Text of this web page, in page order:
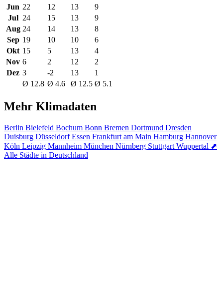
Jun 22 12 13
9
Jul 24 15 13
9
Aug 24 14 13
8
Sep 19 10 10
6
Okt 15 5 13
4
Nov 6 2 12
2
Dez 3 -2 13
1
Ø 12.8 Ø 4.6 Ø 12.5 Ø 5.1
Mehr Klimadaten
Berlin Bielefeld Bochum Bonn Bremen Dortmund Dresden
Duisburg DüsseldorfEssen Frankfurt am Main Hamburg Hannover
Köln Leipzig Mannheim München Nürnberg Stuttgart Wuppertal ⬈
Alle Städte in Deutschland